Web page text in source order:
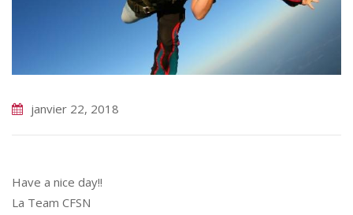
janvier 22, 2018
Have a nice day!!
La Team CFSN